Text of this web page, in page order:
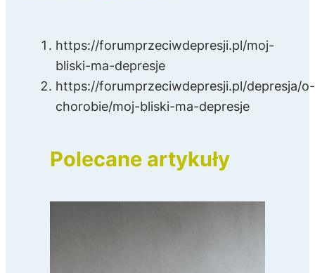
https://forumprzeciwdepresji.pl/moj-
bliski-ma-depresje
https://forumprzeciwdepresji.pl/depresja/o-
chorobie/moj-bliski-ma-depresje
Polecane artykuły